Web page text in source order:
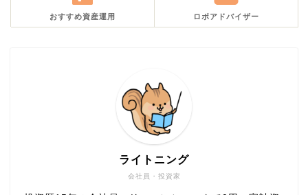
おすすめ資産運用 ロボアドバイザー
会社員・投資家
ライトニング